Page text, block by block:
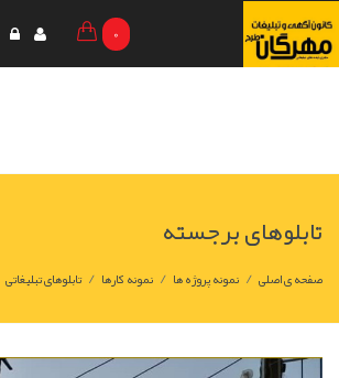
0
تابلوهای برجسته
صفحه ی اصلی / نمونه پروژه ها / نمونه کارها /تابلوهای تبلیغاتی